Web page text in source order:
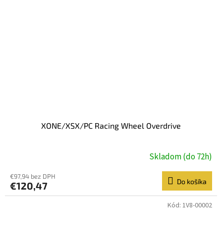
XONE/XSX/PC Racing Wheel Overdrive
Skladom (do 72h)
€97,94 bez DPH
€120,47 Do košíka
Kód: 1V8-00002